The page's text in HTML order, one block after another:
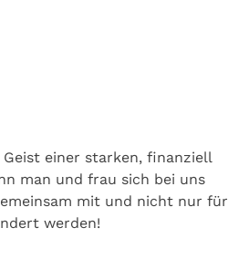
einer starken, finanziell
man und frau sich bei uns
mit und nicht nur für
werden!